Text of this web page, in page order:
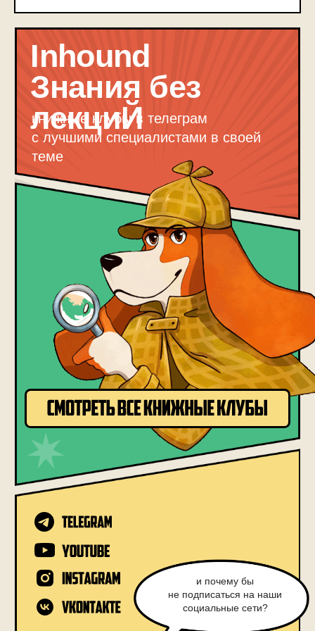
© inhound, 2026
и почему бы
не подписаться на наши
социальные сети?
разработка сайта
политика конфиденциальности
публичная оферта
Meta* признана экстремистской
организацией в РФ